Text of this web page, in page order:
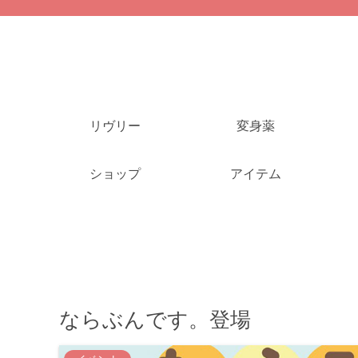
リヴリー 変身薬
ショップ アイテム
ならぶんです。登場